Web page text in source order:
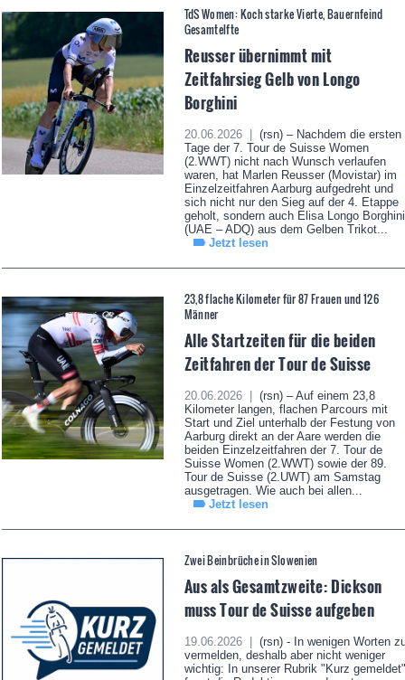
TdS Women: Koch starke Vierte, Bauernfeind
Gesamtelfte
Reusser übernimmt mit
Zeitfahrsieg Gelb von Longo
Borghini
20.06.2026 |
(rsn) – Nachdem die ersten
Tage der 7. Tour de Suisse Women
(2.WWT) nicht nach Wunsch verlaufen
waren, hat Marlen Reusser (Movistar) im
Einzelzeitfahren Aarburg aufgedreht und
sich nicht nur den Sieg auf der 4. Etappe
geholt, sondern auch Elisa Longo Borghini
(UAE – ADQ) aus dem Gelben Trikot...
Jetzt lesen
23,8 flache Kilometer für 87 Frauen und 126
Männer
Alle Startzeiten für die beiden
Zeitfahren der Tour de Suisse
20.06.2026 |
(rsn) – Auf einem 23,8
Kilometer langen, flachen Parcours mit
Start und Ziel unterhalb der Festung von
Aarburg direkt an der Aare werden die
beiden Einzelzeitfahren der 7. Tour de
Suisse Women (2.WWT) sowie der 89.
Tour de Suisse (2.UWT) am Samstag
ausgetragen. Wie auch bei allen...
Jetzt lesen
Zwei Beinbrüche in Slowenien
Aus als Gesamtzweite: Dickson
muss Tour de Suisse aufgeben
19.06.2026 |
(rsn) - In wenigen Worten
vermelden, deshalb aber nicht weniger
wichtig: In unserer Rubrik "Kurz gemeldet"